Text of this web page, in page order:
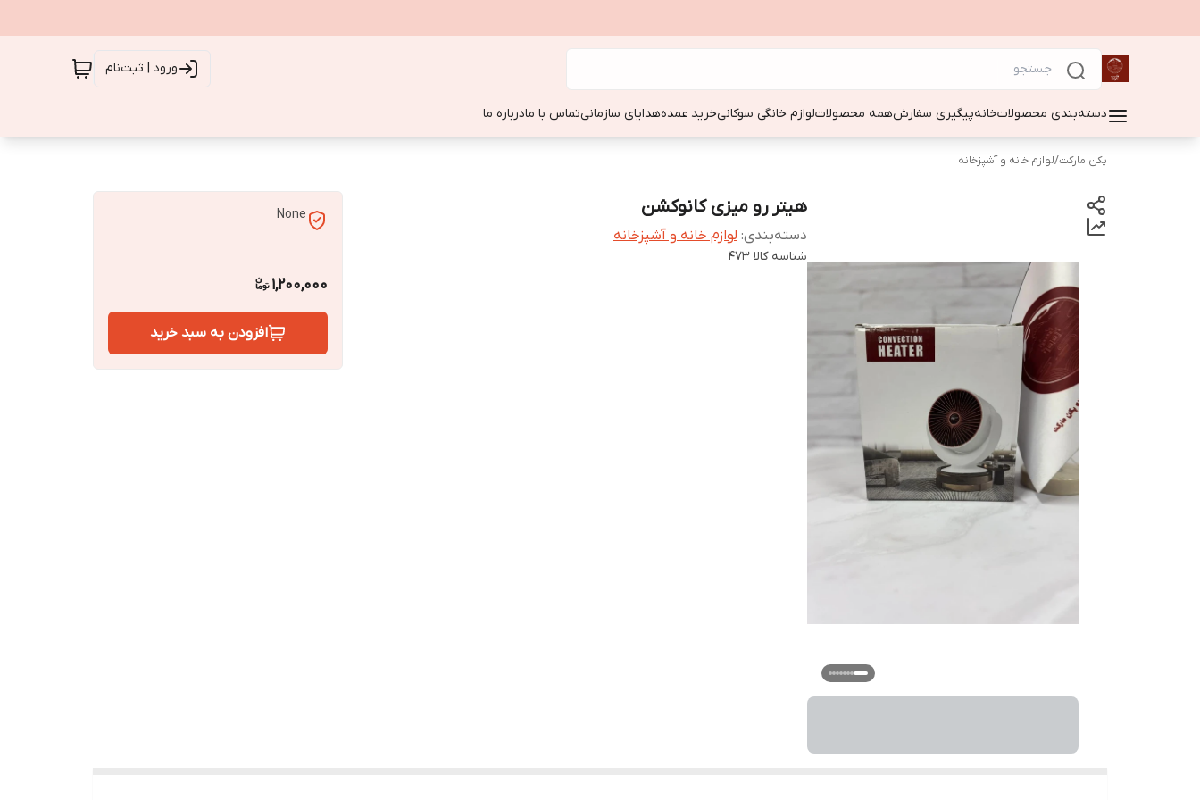
ورود | ثبت‌نام
دسته‌بندی محصولاتخانهپیگیری سفارشهمه محصولاتلوازم خانگی سوکانیخرید عمدههدایای سازمانیتماس با مادرباره ما
پکن مارکت/لوازم خانه و آشپزخانه
هیتر رو میزی کانوکشن
دسته‌بندی: لوازم خانه و آشپزخانه
شناسه کالا 473
None
1,200,000
افزودن به سبد خرید